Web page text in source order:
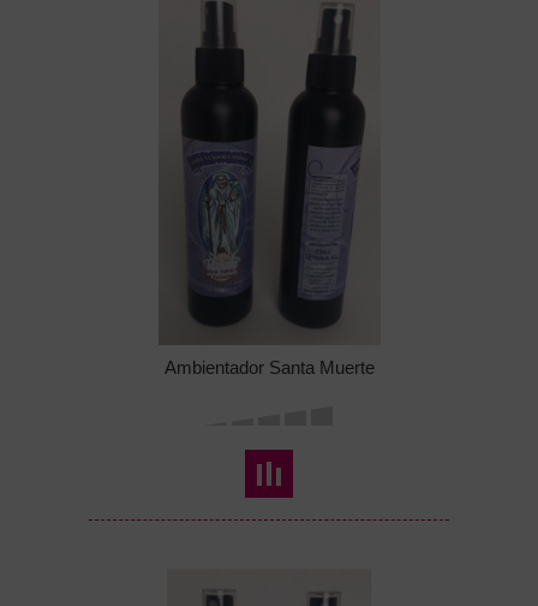
Ambientador Santa Muerte